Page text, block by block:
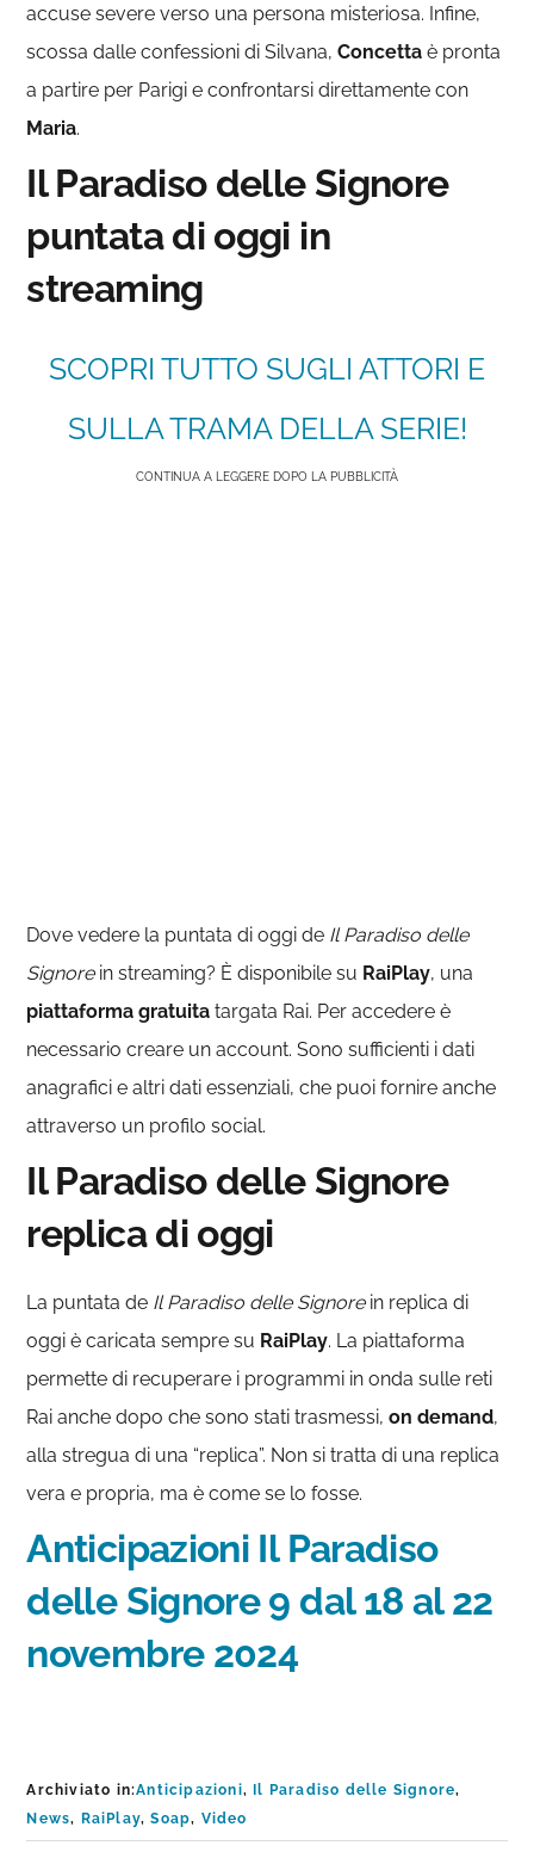
accuse severe verso una persona misteriosa. Infine,
scossa dalle confessioni di Silvana,Concetta è pronta
a partire per Parigi e confrontarsi direttamente con
Maria.
Il Paradiso delle Signore
puntata di oggi in
streaming
SCOPRI TUTTO SUGLI ATTORI E
SULLA TRAMA DELLA SERIE!
CONTINUA A LEGGERE DOPO LA PUBBLICITÀ
Dove vedere la puntata di oggi de Il Paradiso delle
Signorein streaming? È disponibile su RaiPlay, una
piattaforma gratuita targata Rai. Per accedere è
necessario creare un account. Sono sufficienti i dati
anagrafici e altri dati essenziali, che puoi fornire anche
attraverso un profilo social.
Il Paradiso delle Signore
replica di oggi
La puntata de Il Paradiso delle Signorein replica di
oggi è caricata sempre su RaiPlay. La piattaforma
permette di recuperare i programmi in onda sulle reti
Rai anche dopo che sono stati trasmessi, on demand,
alla stregua di una “replica”. Non si tratta di una replica
vera e propria, ma è come se lo fosse.
Anticipazioni Il Paradiso
delle Signore 9 dal 18 al 22
novembre 2024
Archiviato in:Anticipazioni,Il Paradiso delle Signore,
News, RaiPlay,Soap, Video